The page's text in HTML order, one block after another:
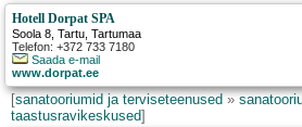
Hotell Dorpat SPA
Soola 8 ,Tartu , Tartumaa
Telefon: +372 733 7180
Saada e-mail
www.dorpat.ee
[sanatooriumid ja terviseteenused»
taastusravikeskused]